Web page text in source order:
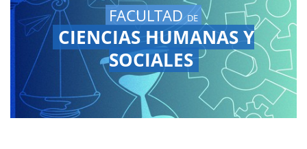
FACULTAD DE
CIENCIAS HUMANAS Y
SOCIALES